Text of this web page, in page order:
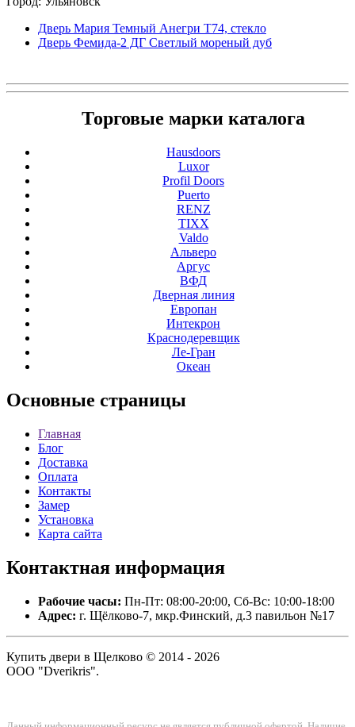
Дверь Мария Темный Анегри Т74, стекло
Дверь Фемида-2 ДГ Светлый мореный дуб
Торговые марки каталога
Hausdoors
Luxor
Profil Doors
Puerto
RENZ
TIXX
Valdo
Альверо
Аргус
ВФД
Дверная линия
Европан
Интекрон
Краснодеревщик
Ле-Гран
Океан
Основные страницы
Главная
Блог
Доставка
Оплата
Контакты
Замер
Установка
Карта сайта
Контактная информация
Рабочие часы: Пн-Пт: 08:00-20:00, Сб-Вс: 10:00-18:00
Адрес: г. Щёлково-7, мкр.Финский, д.3 павильон №17
Купить двери в Щелково © 2014 - 2026
ООО "Dverikris".